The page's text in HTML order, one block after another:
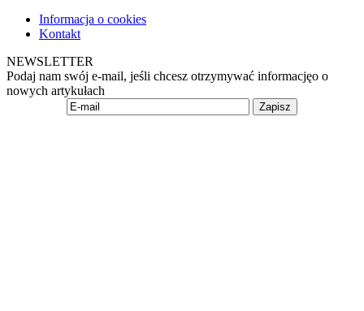
Informacja o cookies
Kontakt
NEWSLETTER
Podaj nam swój e-mail, jeśli chcesz otrzymywać informacjęo o
nowych artykułach
Zapisz